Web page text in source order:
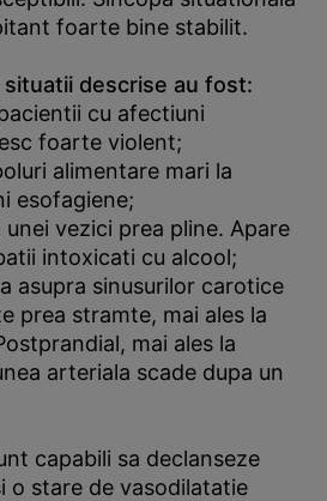
foarte bine stabilit.
descrise au fost:
cu afectiuni
foarte violent;
alimentare mari la
esofagiene;
vezici prea pline. Apare
intoxicati cu alcool;
asupra sinusurilor carotice
prea stramte, mai ales la
mai ales la
arteriala scade dupa un
capabili sa declanseze
o stare de vasodilatatie